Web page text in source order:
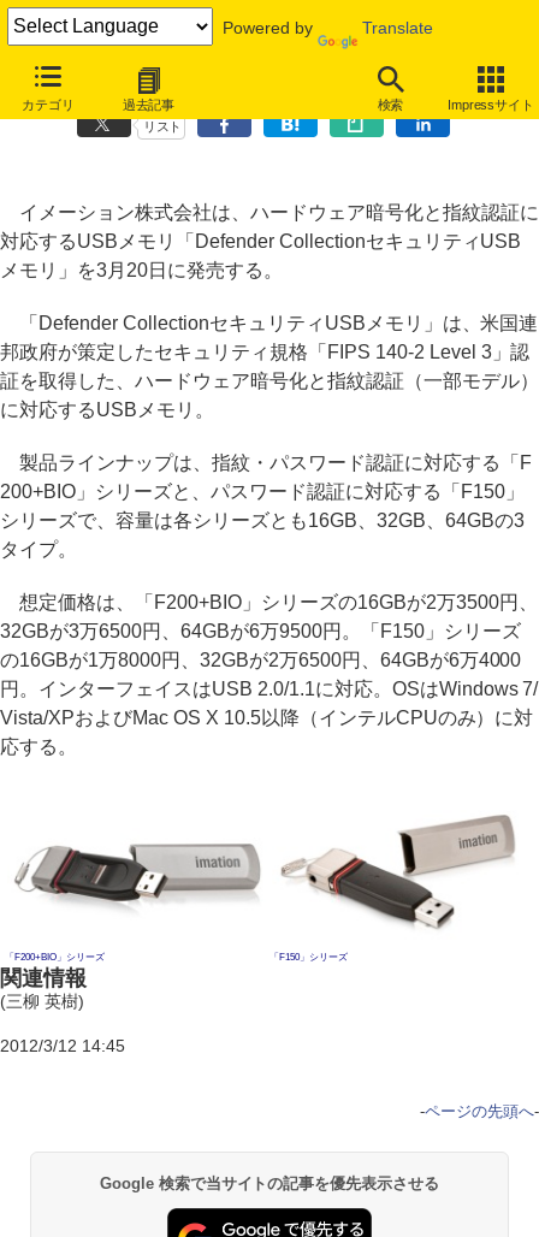
Powered by Translate
カテゴリ 過去記事 検索 Impressサイト
イメーション、指紋認証に対応する大容量タイプのUSBメモリ
リスト
イメーション株式会社は、ハードウェア暗号化と指紋認証に
対応するUSBメモリ「Defender CollectionセキュリティUSB
メモリ」を3月20日に発売する。
「Defender CollectionセキュリティUSBメモリ」は、米国連
邦政府が策定したセキュリティ規格「FIPS 140-2 Level 3」認
証を取得した、ハードウェア暗号化と指紋認証（一部モデル）
に対応するUSBメモリ。
製品ラインナップは、指紋・パスワード認証に対応する「F
200+BIO」シリーズと、パスワード認証に対応する「F150」
シリーズで、容量は各シリーズとも16GB、32GB、64GBの3
タイプ。
想定価格は、「F200+BIO」シリーズの16GBが2万3500円、
32GBが3万6500円、64GBが6万9500円。「F150」シリーズ
の16GBが1万8000円、32GBが2万6500円、64GBが6万4000
円。インターフェイスはUSB 2.0/1.1に対応。OSはWindows 7/
Vista/XPおよびMac OS X 10.5以降（インテルCPUのみ）に対
応する。
「F200+BIO」シリーズ 「F150」シリーズ
関連情報
(三柳 英樹)
2012/3/12 14:45
-ページの先頭へ-
Google 検索で当サイトの記事を優先表示させる